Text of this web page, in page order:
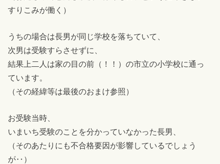
すりこみが働く）
うちの場合は長男が同じ学校を落ちていて、
次男は受験すらさせずに、
結果上二人は家の目の前（！！）の市立の小学校に通っ
ています。
（その経緯等は最後のおまけ参照）
お受験当時、
いまいち受験のことを分かっていなかった長男、
（そのあたりにも不合格要因が影響しているでしょう
が‥）